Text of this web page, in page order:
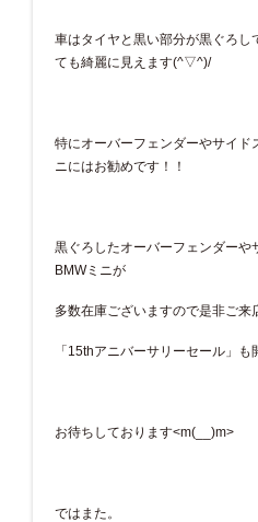
車はタイヤと黒い部分が黒ぐろし
ても綺麗に見えます(^▽^)/
特にオーバーフェンダーやサイド
ニにはお勧めです！！
黒ぐろしたオーバーフェンダーや
BMWミニが
多数在庫ございますので是非ご来
「15thアニバーサリーセール」も
お待ちしております<m(__)m>
ではまた。